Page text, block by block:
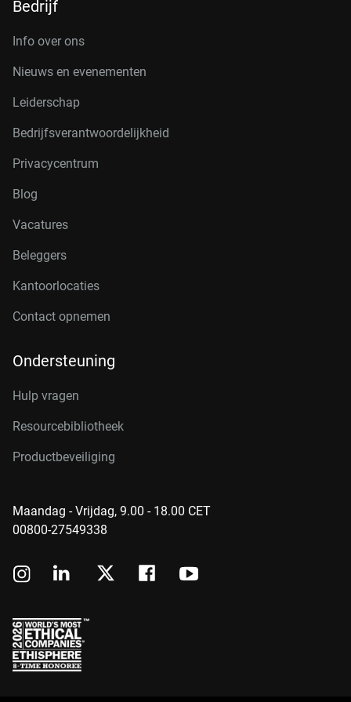
Bedrijf
Info over ons
Nieuws en evenementen
Leiderschap
Bedrijfsverantwoordelijkheid
Privacycentrum
Blog
Vacatures
Beleggers
Kantoorlocaties
Contact opnemen
Ondersteuning
Hulp vragen
Resourcebibliotheek
Productbeveiliging
Maandag - Vrijdag, 9.00 - 18.00 CET
00800-27549338